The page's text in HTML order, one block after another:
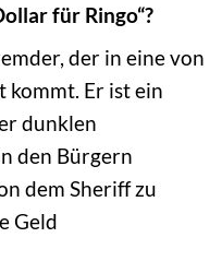
für Ringo“?
der in eine von
Er ist ein
dunklen
den Bürgern
dem Sheriff zu
Geld